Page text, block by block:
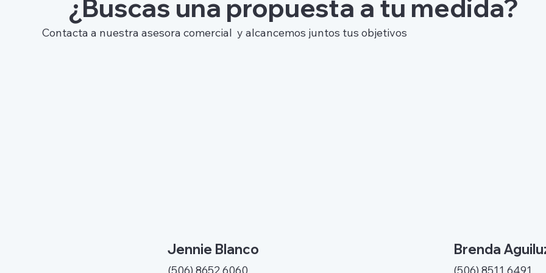
¿Buscas una propuesta a tu medida?
Contacta a nuestra asesora comercial y alcancemos juntos tus objetivos
Jennie Blanco Brenda